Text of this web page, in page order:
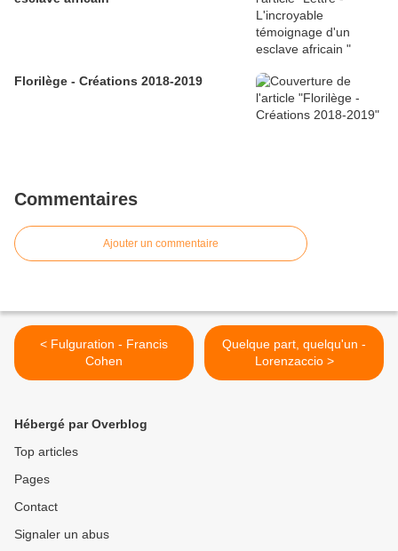
Florilège - Créations 2018-2019
Commentaires
Ajouter un commentaire
< Fulguration - Francis
Cohen
Quelque part, quelqu'un -
Lorenzaccio >
Hébergé par Overblog
Top articles
Pages
Contact
Signaler un abus